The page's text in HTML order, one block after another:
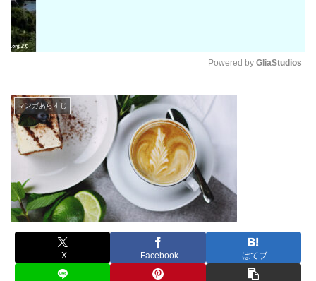
Powered by GliaStudios
マンガあらすじ
X Facebook はてブ